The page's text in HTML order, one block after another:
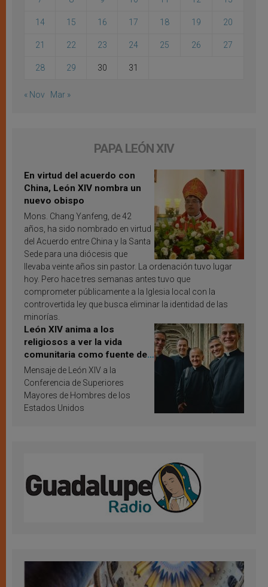
14 15 16 17 18 19 20
21 22 23 24 25 26 27
28 29 30 31
« Nov Mar »
PAPA LEÓN XIV
En virtud del acuerdo con
China, León XIV nombra un
nuevo obispo
Mons. Chang Yanfeng, de 42
años, ha sido nombrado en virtud
del Acuerdo entre China y la Santa
Sede para una diócesis que
llevaba veinte años sin pastor. La ordenación tuvo lugar
hoy. Pero hace tres semanas antes tuvo que
comprometer públicamente a la Iglesia local con la
controvertida ley que busca eliminar la identidad de las
minorías.
León XIV anima a los
religiosos a ver la vida
comunitaria como fuente de
inspiración y santificación
Mensaje de León XIV a la
Conferencia de Superiores
Mayores de Hombres de los
Estados Unidos